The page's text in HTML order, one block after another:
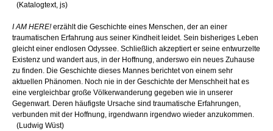
(Katalogtext, js)
I AM HERE!erzählt die Geschichte eines Menschen, der an einer
traumatischen Erfahrung aus seiner Kindheit leidet. Sein bisheriges Leben
gleicht einer endlosen Odyssee. Schließlich akzeptiert er seine entwurzelte
Existenz und wandert aus, in der Hoffnung, anderswo ein neues Zuhause
zu finden. Die Geschichte dieses Mannes berichtet von einem sehr
aktuellen Phänomen. Noch nie in der Geschichte der Menschheit hat es
eine vergleichbar große Völkerwanderung gegeben wie in unserer
Gegenwart. Deren häufigste Ursache sind traumatische Erfahrungen,
verbunden mit der Hoffnung, irgendwann irgendwo wieder anzukommen.
(Ludwig Wüst)